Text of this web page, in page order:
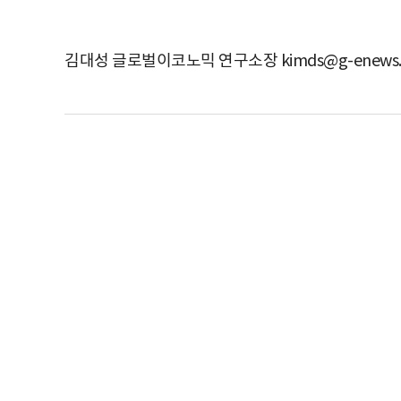
김대성 글로벌이코노믹 연구소장 kimds@g-